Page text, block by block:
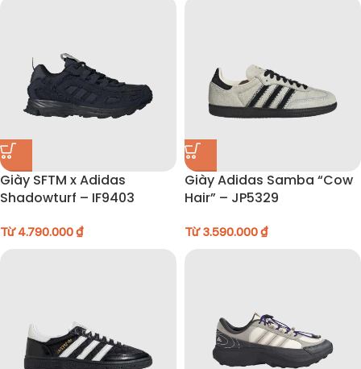
Giày SFTM x Adidas
Shadowturf – IF9403
Từ4.790.000₫
Giày Adidas Samba “Cow
Hair” – JP5329
Từ3.590.000₫